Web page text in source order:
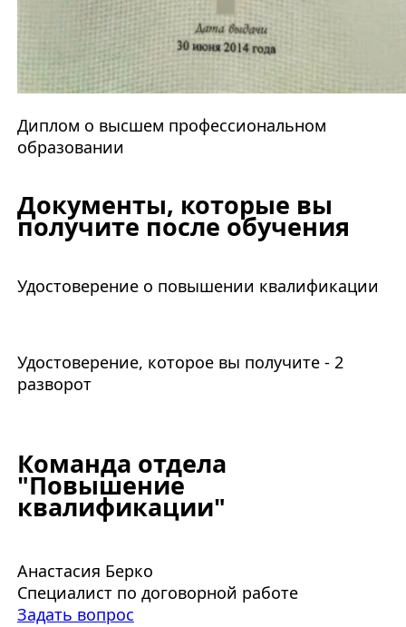
Диплом о высшем профессиональном
образовании
Документы, которые вы
получите после обучения
Удостоверение о повышении квалификации
Удостоверение, которое вы получите - 2
разворот
Команда отдела
"Повышение
квалификации"
Анастасия Берко
Специалист по договорной работе
Задать вопрос